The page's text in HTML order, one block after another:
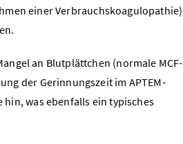
einer Verbrauchskoagulopathie)
an Blutplättchen (normale MCF-
der Gerinnungszeit im APTEM-
was ebenfalls ein typisches